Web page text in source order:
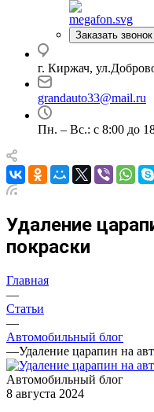
Заказать звонок
г. Киржач,
grandauto33@mail.ru
Пн. – Вс.: с 8:00 до
Удаление
покраски
Главная
—
Статьи
—
Автомобильный блог
—Удаление царапин на
Автомобильный блог
8 августа 2024